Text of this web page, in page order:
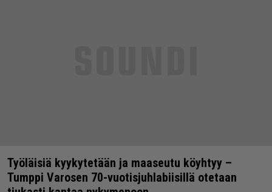
Työläisiä kyykytetään ja maaseutu köyhtyy –
Tumppi Varosen 70-vuotisjuhlabiisillä otetaan